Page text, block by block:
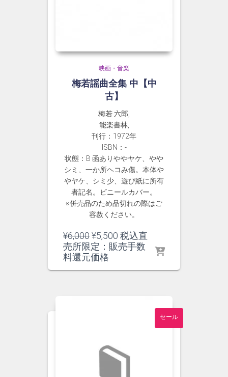
映画・音楽
梅若謡曲全集 中【中
古】
梅若 六郎,
能楽書林,
刊行：1972年
ISBN：-
状態：B 函ありややヤケ、やや
シミ、一か所ヘコみ傷。本体や
やヤケ、シミ少、遊び紙に所有
者記名。ビニールカバー。
※併売品のため品切れの際はご
容赦ください。
¥6,000元
の
価
¥5,500 現
在
税込直
売所限定：販売手数
料還元価格
セール